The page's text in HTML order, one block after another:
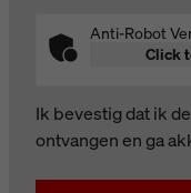
Anti-Robot
Click
Ik bevestig dat ik
ontvangen en ga